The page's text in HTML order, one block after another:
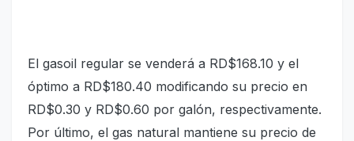
El gasoil regular se venderá a RD$168.10 y el
óptimo a RD$180.40 modificando su precio en
RD$0.30 y RD$0.60 por galón, respectivamente.
Por último, el gas natural mantiene su precio de